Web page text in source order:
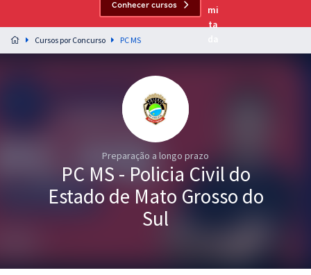
Preparação completa e intensiva para as principais
residências em saúde do Brasil
Graduação
Conhecer cursos
Cursos por Concurso PC MS
Preparação a longo prazo
PC MS - Policia Civil do
Estado de Mato Grosso do
Sul